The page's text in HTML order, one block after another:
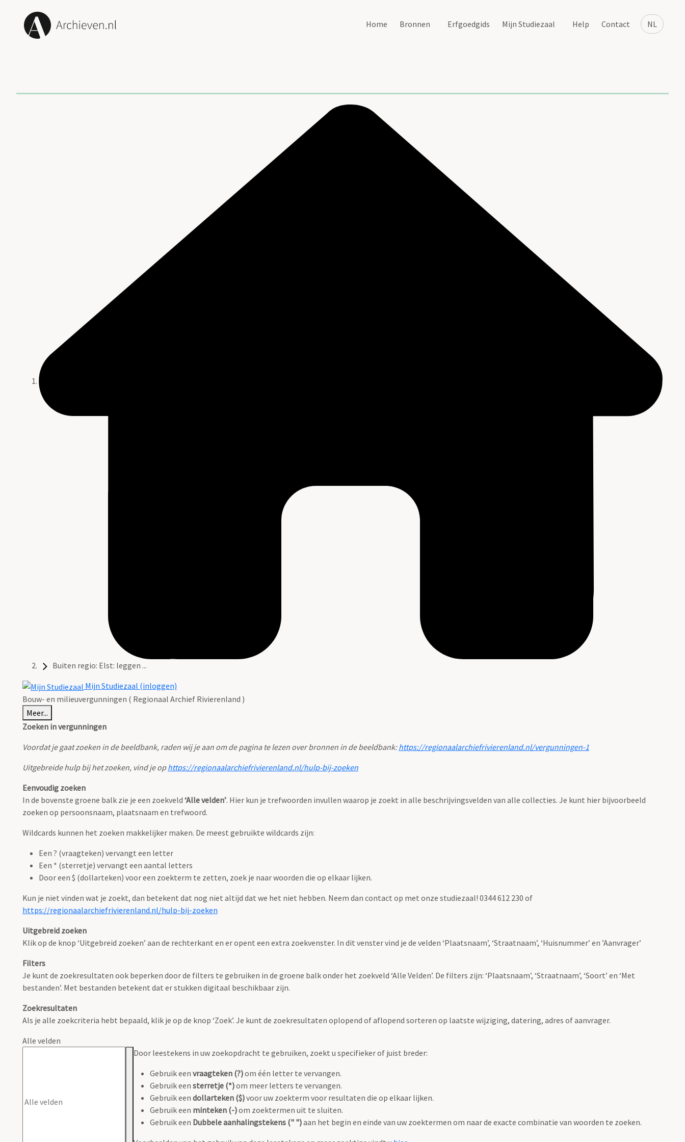
NL
Home Bronnen Erfgoedgids Mijn Studiezaal Help Contact
Buiten regio: Elst: leggen ...
Mijn Studiezaal (inloggen)
Bouw- en milieuvergunningen ( Regionaal Archief Rivierenland )
Meer...
Zoeken in vergunningen
Voordat je gaat zoeken in de beeldbank, raden wij je aan om de pagina te lezen over bronnen in de beeldbank:https://regionaalarchiefrivierenland.nl/vergunningen-1
Uitgebreide hulp bij het zoeken, vind je ophttps://regionaalarchiefrivierenland.nl/hulp-bij-zoeken
Eenvoudig zoeken
In de bovenste groene balk zie je een zoekveld ‘Alle velden’. Hier kun je trefwoorden invullen waarop je zoekt in alle beschrijvingsvelden van alle collecties. Je kunt hier bijvoorbeeld
zoeken op persoonsnaam, plaatsnaam en trefwoord.
Wildcards kunnen het zoeken makkelijker maken. De meest gebruikte wildcards zijn:
Een ? (vraagteken) vervangt een letter
Een * (sterretje) vervangt een aantal letters
Door een $ (dollarteken) voor een zoekterm te zetten, zoek je naar woorden die op elkaar lijken.
Kun je niet vinden wat je zoekt, dan betekent dat nog niet altijd dat we het niet hebben. Neem dan contact op met onze studiezaal! 0344 612 230 of
https://regionaalarchiefrivierenland.nl/hulp-bij-zoeken
Uitgebreid zoeken
Klik op de knop ‘Uitgebreid zoeken’ aan de rechterkant en er opent een extra zoekvenster. In dit venster vind je de velden ‘Plaatsnaam’, ‘Straatnaam’, ‘Huisnummer’ en ’Aanvrager’
Filters
Je kunt de zoekresultaten ook beperken door de filters te gebruiken in de groene balk onder het zoekveld ‘Alle Velden’. De filters zijn: ‘Plaatsnaam’, ‘Straatnaam’, ‘Soort’ en ‘Met
bestanden’. Met bestanden betekent dat er stukken digitaal beschikbaar zijn.
Zoekresultaten
Als je alle zoekcriteria hebt bepaald, klik je op de knop ‘Zoek’. Je kunt de zoekresultaten oplopend of aflopend sorteren op laatste wijziging, datering, adres of aanvrager.
Alle velden
Door leestekens in uw zoekopdracht te gebruiken, zoekt u specifieker of juist breder:
Gebruik een vraagteken (?)om één letter te vervangen.
Gebruik een sterretje (*)om meer letters te vervangen.
Gebruik een dollarteken ($)voor uw zoekterm voor resultaten die op elkaar lijken.
Gebruik een minteken (-)om zoektermen uit te sluiten.
Gebruik een Dubbele aanhalingstekens (" ")aan het begin en einde van uw zoektermen om naar de exacte combinatie van woorden te zoeken.